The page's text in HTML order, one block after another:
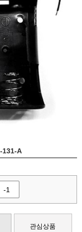
131-A
-1
관심상품